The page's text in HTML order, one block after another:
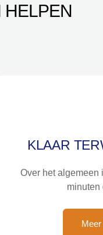
KLAAR
Over het algemeen
minuten